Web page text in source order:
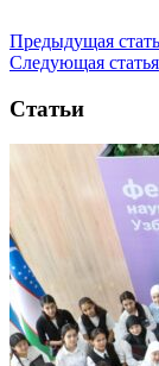
Предыдущая
Следующая статья
Статьи